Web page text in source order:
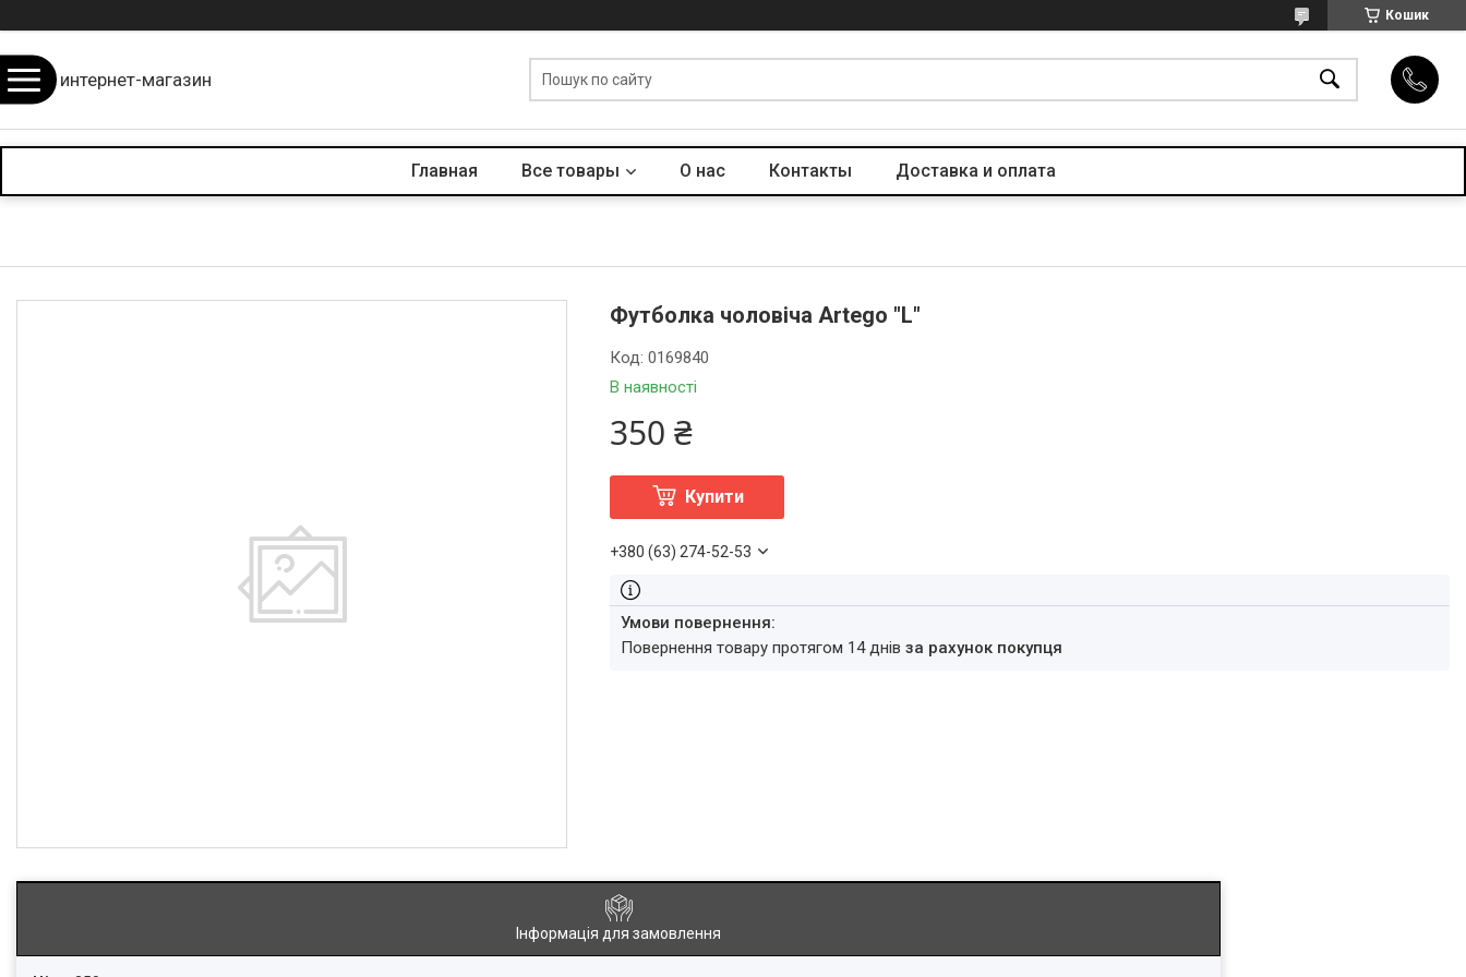
Кошик
интернет-магазин
Главная Все товары О нас Контакты Доставка и оплата
Футболка чоловіча Аrtego "L"
В наявності
Код:0169840
350 ₴
Купити
+380 (63) 274-52-53
повернення товару протягом 14 днівза рахунок покупця
Інформація для замовлення